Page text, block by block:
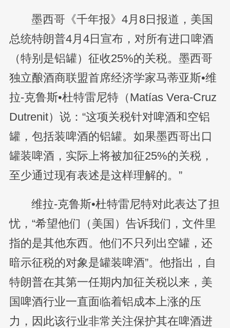
墨西哥《千年报》4月8日报道，美国
总统特朗普4月4日宣布，对所有进口啤酒
（特别是铝罐）征收25%的关税。墨西哥
独立酿酒商联盟首席经济学家马蒂亚斯•维
拉-克鲁斯•杜特雷尼特（Matías Vera-Cruz
Dutrenit）说：“这项关税针对啤酒和空铝
罐，包括装啤酒的铝罐。如果墨西哥出口
罐装啤酒，实际上将被加征25%的关税，
至少通过现有表述是这样理解的。”
维拉-克鲁斯•杜特雷尼特对此表达了担
忧，“希望他们（美国）告诉我们，文件里
指的是其他东西。他们不只列出空罐，还
暗示征税的对象是罐装啤酒”。他指出，自
特朗普在其第一任期内加征关税以来，美
国啤酒行业一直面临着铝成本上涨的压
力，因此该行业非常关注保护其在啤酒进